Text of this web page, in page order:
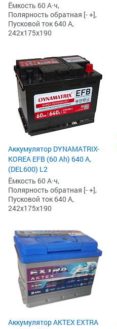
Ёмкость 60 А·ч,
Полярность обратная [- +],
Пусковой ток 640 А,
242x175x190
Аккумулятор DYNAMATRIX-
KOREA EFB (60 Ah) 640 А,
(DEL600) L2
Ёмкость 60 А·ч,
Полярность обратная [- +],
Пусковой ток 640 А,
242x175x190
Аккумулятор AKTEX EXTRA